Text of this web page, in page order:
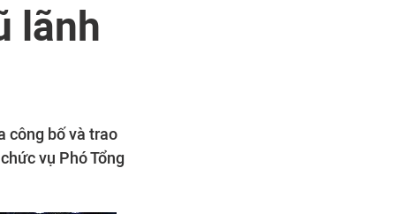
lãnh
công bố và trao
vụ Phó Tổng